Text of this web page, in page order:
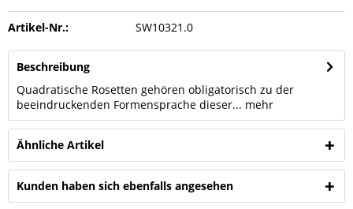
Artikel-Nr.: SW10321.0
Beschreibung
Quadratische Rosetten gehören obligatorisch zu der
beeindruckenden Formensprache dieser... mehr
Ähnliche Artikel
Kunden haben sich ebenfalls angesehen